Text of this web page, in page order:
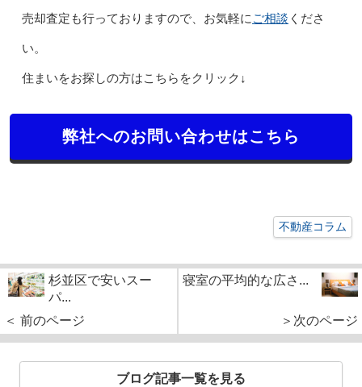
売却査定も行っておりますので、お気軽に ご相談 くださ
い。
住まいをお探しの方はこちらをクリック↓
弊社へのお問い合わせはこちら
不動産コラム
杉並区で安いスー
パ...
＜ 前のページ
寝室の平均的な広さ...
＞次のページ
ブログ記事一覧を見る